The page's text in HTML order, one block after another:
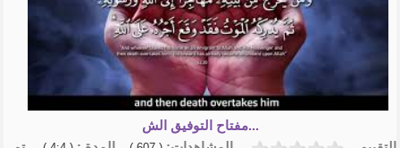
مفتاح التوفيق الش...